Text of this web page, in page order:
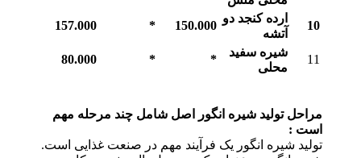
10
ارده کنجد دو
آتشه
150.000
*
157.000
11
شیره سفید
محلی
*
*
80.000
مراحل تولید شیره انگور اصل شامل چند مرحله مهم
است :
تولید شیره انگور یک فرآیند مهم در صنعت غذایی است.